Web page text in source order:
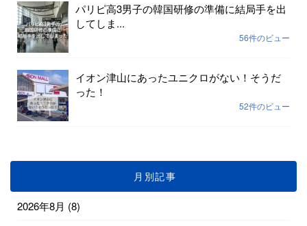
パリピ高3男子の韓国研修の準備に結局手を出
してしま...
56件のビュー
イオン津山にあったユニクロがない！そうだ
った！
52件のビュー
月別記事
2026年8月 (8)